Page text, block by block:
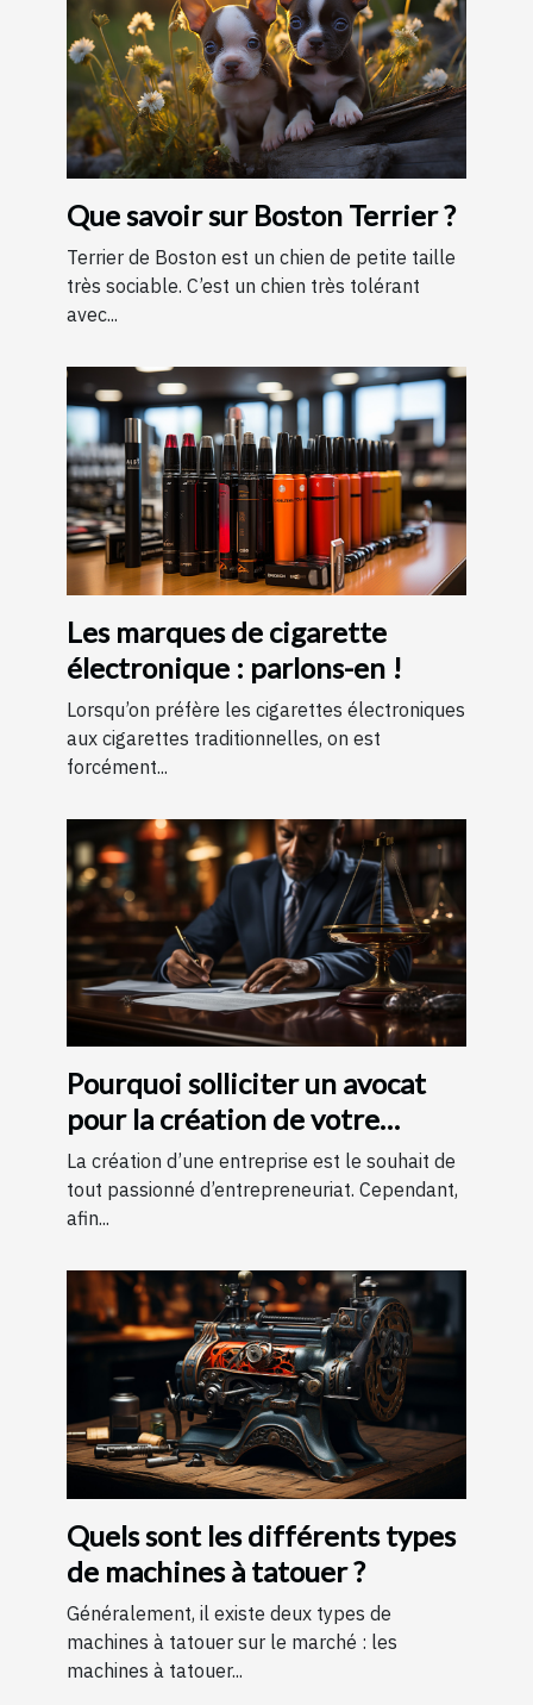
Que savoir sur Boston Terrier ?
Terrier de Boston est un chien de petite taille
très sociable. C’est un chien très tolérant
avec...
Les marques de cigarette
électronique : parlons-en !
Lorsqu’on préfère les cigarettes électroniques
aux cigarettes traditionnelles, on est
forcément...
Pourquoi solliciter un avocat
pour la création de votre
entreprise ?
La création d’une entreprise est le souhait de
tout passionné d’entrepreneuriat. Cependant,
afin...
Quels sont les différents types
de machines à tatouer ?
Généralement, il existe deux types de
machines à tatouer sur le marché : les
machines à tatouer...